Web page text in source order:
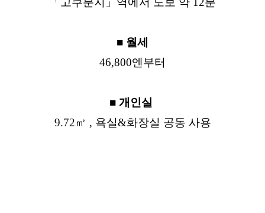
■ 월세
46,800엔부터
■ 개인실
9.72㎡ , 욕실&화장실 공동 사용